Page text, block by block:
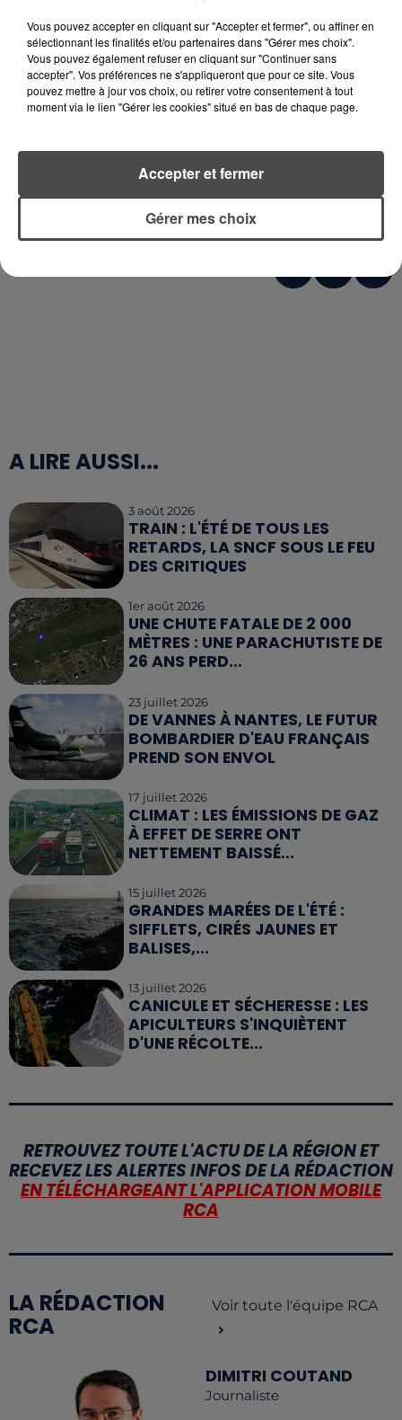
l'espace public, de la voirie et de l'éclairage
public. Des itinéraires alternatifs sont
proposés pour les cyclistes. Bien que des
mesures soient prises pour minimiser
causeront inévitablement des perturbations
pour les usagers de la route et des transports
en commun dans les mois à venir.
A LIRE AUSSI...
3 août 2026
TRAIN : L'ÉTÉ DE TOUS LES
RETARDS, LA SNCF SOUS LE FEU
DES CRITIQUES
1er août 2026
UNE CHUTE FATALE DE 2 000
MÈTRES : UNE PARACHUTISTE DE
26 ANS PERD...
23 juillet 2026
DE VANNES À NANTES, LE FUTUR
BOMBARDIER D'EAU FRANÇAIS
PREND SON ENVOL
17 juillet 2026
CLIMAT : LES ÉMISSIONS DE GAZ
À EFFET DE SERRE ONT
NETTEMENT BAISSÉ...
15 juillet 2026
GRANDES MARÉES DE L'ÉTÉ :
SIFFLETS, CIRÉS JAUNES ET
BALISES,...
13 juillet 2026
CANICULE ET SÉCHERESSE : LES
APICULTEURS S'INQUIÈTENT
D'UNE RÉCOLTE...
RETROUVEZ TOUTE L'ACTU DE LA RÉGION ET
RECEVEZ LES ALERTES INFOS DE LA RÉDACTION
EN TÉLÉCHARGEANT L'APPLICATION MOBILE
RCA
LA RÉDACTION
RCA
Voir toute l'équipe RCA
DIMITRI COUTAND
Journaliste
Vous pouvez accepter en cliquant sur "Accepter et fermer", ou affiner en
sélectionnant les finalités et/ou partenaires dans "Gérer mes choix".
Vous pouvez également refuser en cliquant sur "Continuer sans
accepter". Vos préférences ne s'appliqueront que pour ce site. Vous
pouvez mettre à jour vos choix, ou retirer votre consentement à tout
moment via le lien "Gérer les cookies" situé en bas de chaque page.
Gérer mes choix
Accepter et fermer